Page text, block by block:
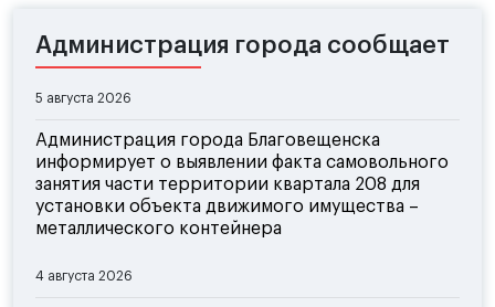
Администрация города сообщает
5 августа 2026
Администрация города Благовещенска
информирует о выявлении факта самовольного
занятия части территории квартала 208 для
установки объекта движимого имущества –
металлического контейнера
4 августа 2026